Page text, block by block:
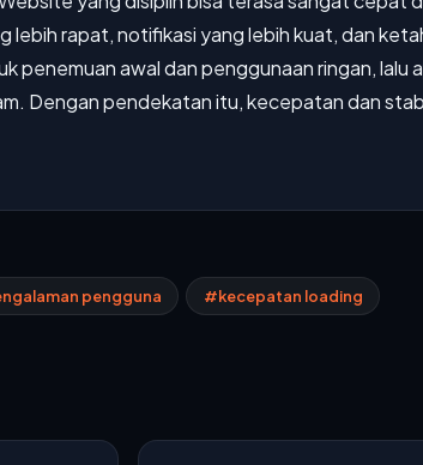
lebih rapat, notifikasi yang lebih kuat, dan
penemuan awal dan penggunaan ringan, lalu
Dengan pendekatan itu, kecepatan dan
pengguna #kecepatan loading